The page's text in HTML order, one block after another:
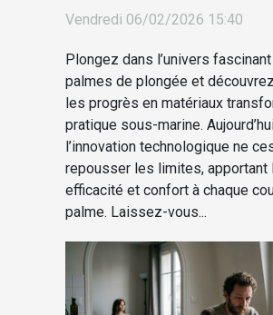
palmes de plongée ?
Vendredi 06/02/2026 15:40
Plongez dans l’univers
palmes de plongée et
les progrès en matériaux
pratique sous-marine.
l’innovation technologique ne
repousser les limites, apportant
efficacité et confort à chaque
palme. Laissez-vous...